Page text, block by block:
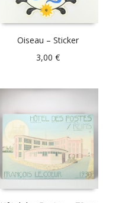
Oiseau – Sticker
3,00€